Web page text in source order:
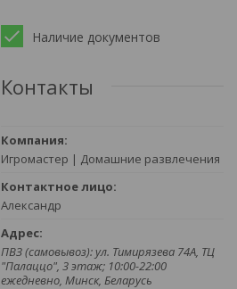
Наличие документов
Контакты
Игромастер | Домашние развлечения
Александр
ПВЗ (самовывоз): ул. Тимирязева 74A, ТЦ
"Палаццо", 3 этаж; 10:00-22:00
ежедневно, Минск, Беларусь